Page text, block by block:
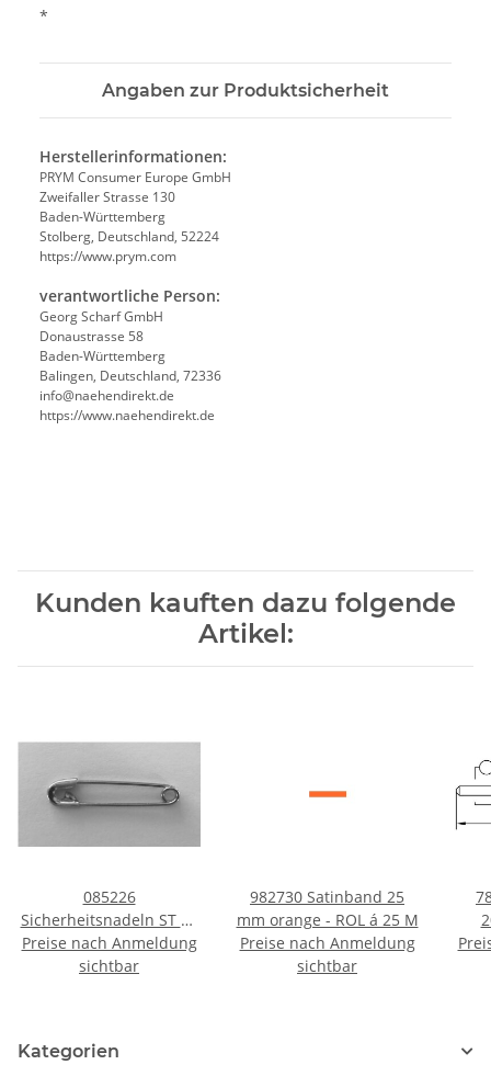
*
Angaben zur Produktsicherheit
Herstellerinformationen:
PRYM Consumer Europe GmbH
Zweifaller Strasse 130
Baden-Württemberg
Stolberg, Deutschland, 52224
https://www.prym.com
verantwortliche Person:
Georg Scharf GmbH
Donaustrasse 58
Baden-Württemberg
Balingen, Deutschland, 72336
info@naehendirekt.de
https://www.naehendirekt.de
Kunden kauften dazu folgende
Artikel:
085226
Sicherheitsnadeln ST 57
mm silberfarbig - DOS á
12 ST
Preise nach Anmeldung
sichtbar
982730 Satinband 25
mm orange - ROL á 25 M
Preise nach Anmeldung
sichtbar
Kategorien